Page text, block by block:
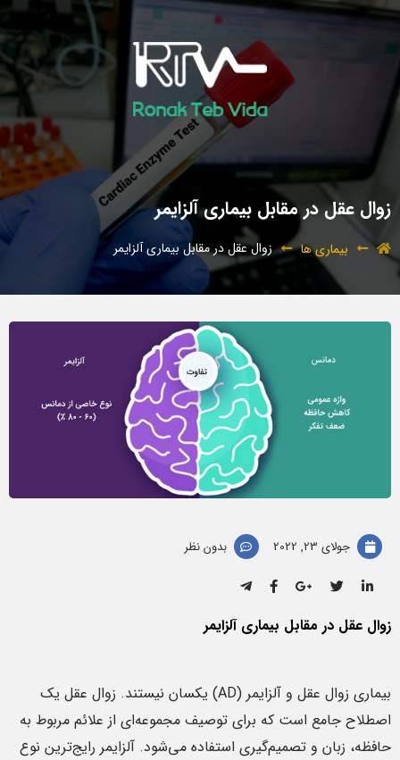
زوال عقل در مقابل بیماری آلزایمر
بیماری ها زوال عقل در مقابل بیماری آلزایمر
جولای 23, 2022 بدون نظر
زوال عقل در مقابل بیماری آلزایمر
بیماری زوال عقل و آلزایمر (AD) یکسان نیستند. زوال عقل یک
اصطلاح جامع است که برای توصیف مجموعه‌ای از علائم مربوط به
حافظه، زبان و تصمیم‌گیری استفاده می‌شود. آلزایمر رایج‌ترین نوع